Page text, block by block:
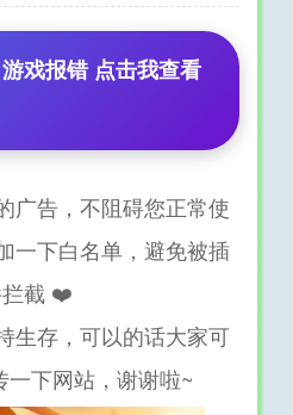
戏报错 点击我查看
广告，不阻碍您正常使
一下白名单，避免被插
截 ❤️
生存，可以的话大家可
一下网站，谢谢啦~